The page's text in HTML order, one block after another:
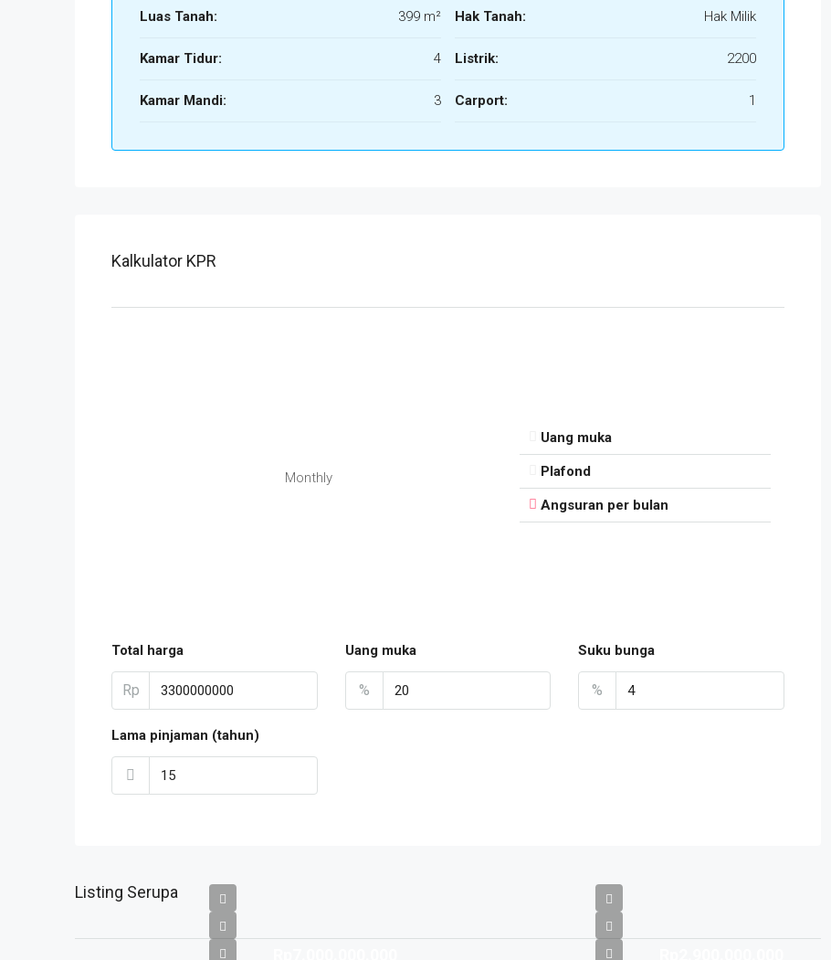
Luas Tanah: 399 m²
Kamar Tidur: 4
Kamar Mandi: 3
Hak Tanah: Hak Milik
Listrik: 2200
Carport: 1
Kalkulator KPR
Monthly
Uang muka
Plafond
Angsuran per bulan
Total harga
Rp
Uang muka
%
Suku bunga
%
Lama pinjaman (tahun)
Listing Serupa